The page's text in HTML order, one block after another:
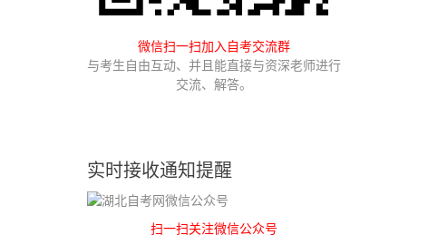
微信扫一扫加入自考交流群
与考生自由互动、并且能直接与资深老师进行
交流、解答。
实时接收通知提醒
扫一扫关注微信公众号